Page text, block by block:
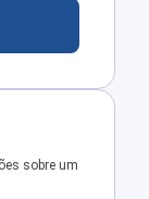
sobre um